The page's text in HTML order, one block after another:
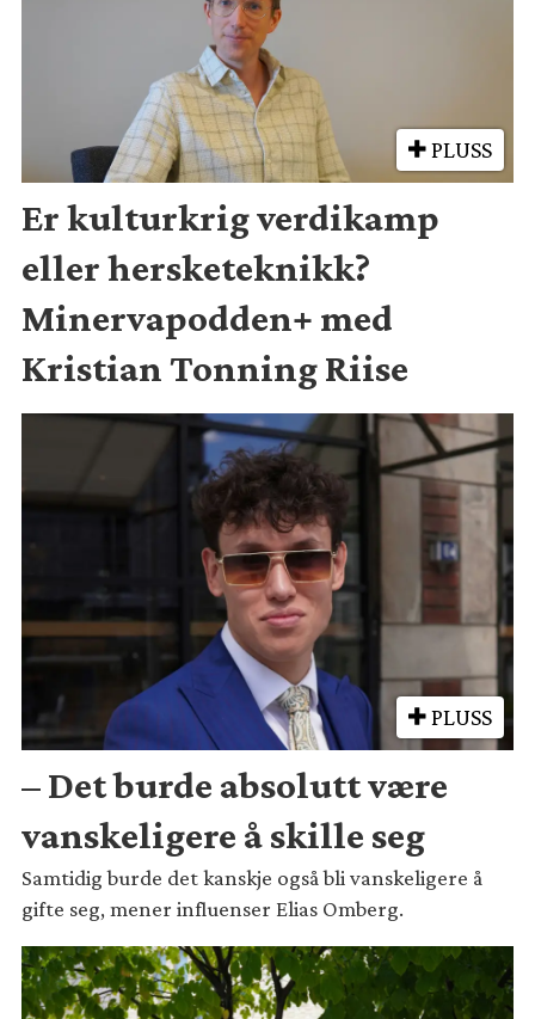
PLUSS
Er kulturkrig verdikamp
eller hersketeknikk?
Minervapodden+ med
Kristian Tonning Riise
PLUSS
– Det burde absolutt være
vanskeligere å skille seg
Samtidig burde det kanskje også bli vanskeligere å
gifte seg, mener influenser Elias Omberg.